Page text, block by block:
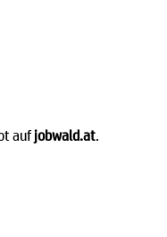
aufjobwald.at